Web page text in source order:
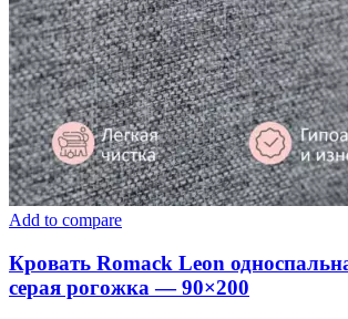
Add to compare
Кровать Romack Leon
серая рогожка — 90×200